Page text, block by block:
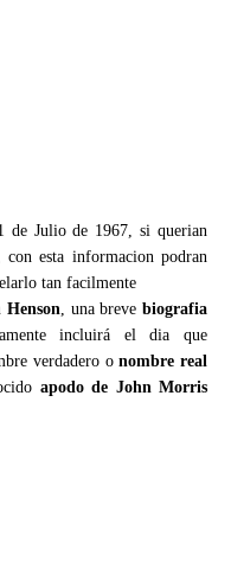
de Julio de 1967, si querian
con esta informacion podran
tan facilmente
Henson, una brevebiografia
incluirá el dia que
verdadero onombre real
apodo de John Morris